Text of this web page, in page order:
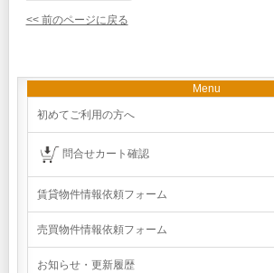
<< 前のページに戻る
Menu
初めてご利用の方へ
問合せカート確認
賃貸物件情報依頼フォーム
売買物件情報依頼フォーム
お知らせ・更新履歴